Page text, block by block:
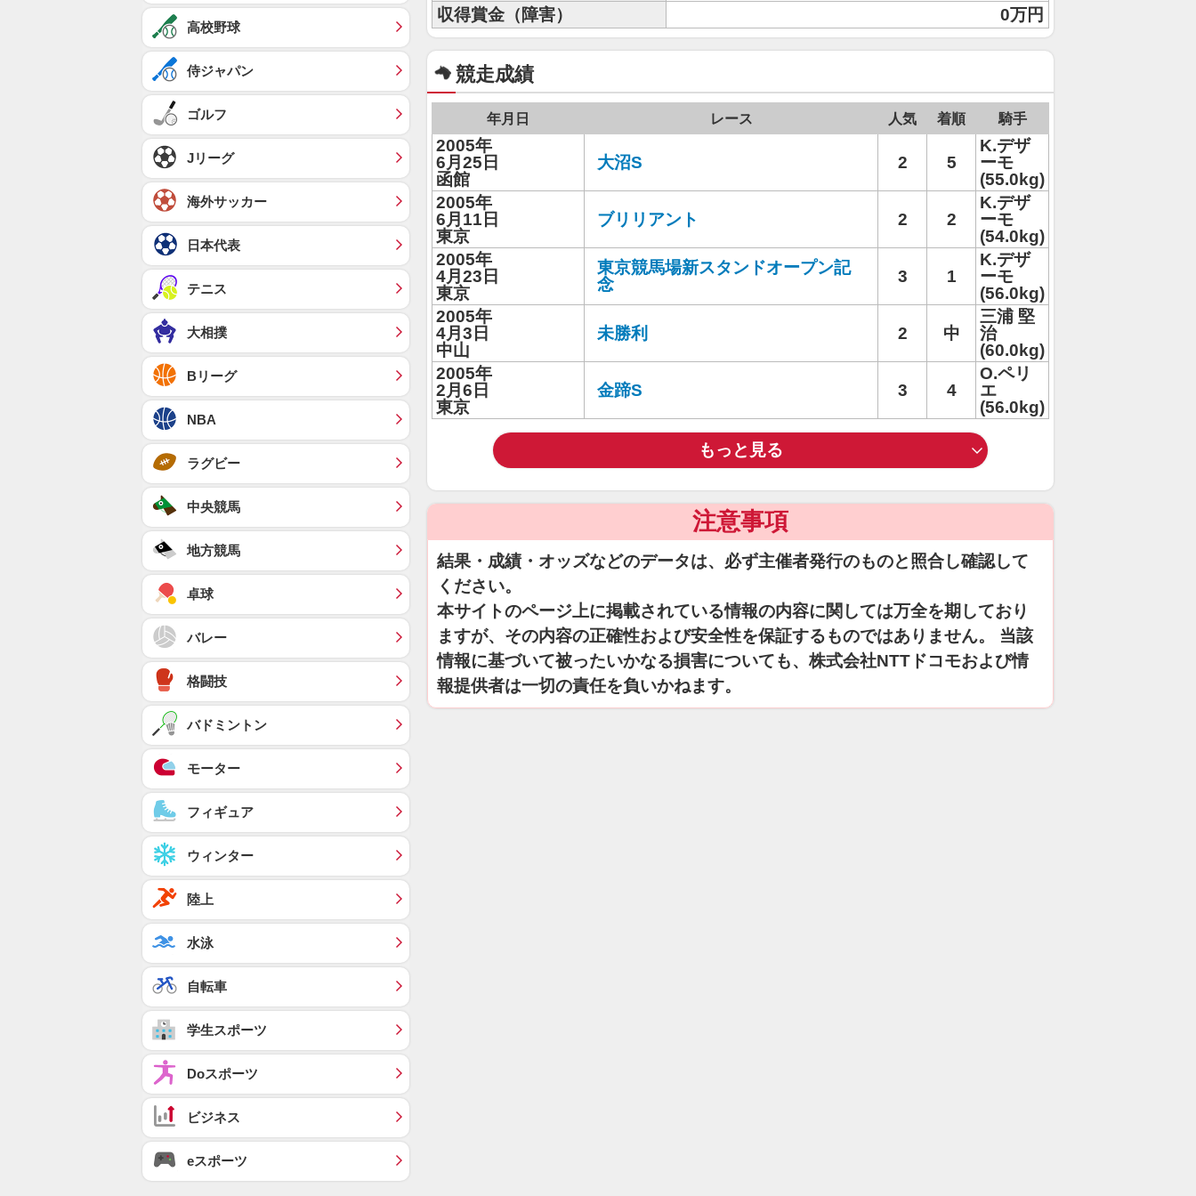
収得賞金（障害） 0万円
競走成績
年月日 レース 人気 着順 騎手
2005年
6月25日
函館
大沼S 2 5
K.デザ
ーモ
(55.0kg)
2005年
6月11日
東京
ブリリアント 2 2
K.デザ
ーモ
(54.0kg)
2005年
4月23日
東京
東京競馬場新スタンドオープン記
念
3 1
K.デザ
ーモ
(56.0kg)
2005年
4月3日
中山
未勝利 2 中
三浦 堅
治
(60.0kg)
2005年
2月6日
東京
金蹄S 3 4
O.ペリ
エ
(56.0kg)
もっと見る
注意事項
結果・成績・オッズなどのデータは、必ず主催者発行のものと照合し確認して
ください。
本サイトのページ上に掲載されている情報の内容に関しては万全を期しており
ますが、その内容の正確性および安全性を保証するものではありません。 当該
情報に基づいて被ったいかなる損害についても、株式会社NTTドコモおよび情
報提供者は一切の責任を負いかねます。
高校野球
侍ジャパン
ゴルフ
Jリーグ
海外サッカー
日本代表
テニス
大相撲
Bリーグ
NBA
ラグビー
中央競馬
地方競馬
卓球
バレー
格闘技
バドミントン
モーター
フィギュア
ウィンター
陸上
水泳
自転車
学生スポーツ
Doスポーツ
ビジネス
eスポーツ